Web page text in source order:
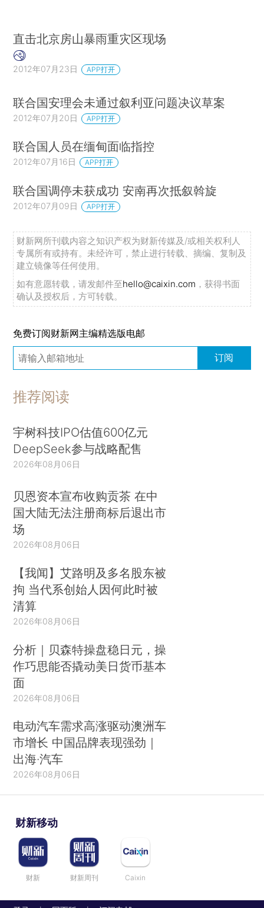
直击北京房山暴雨重灾区现场
2012年07月23日 APP打开
联合国安理会未通过叙利亚问题决议草案
2012年07月20日 APP打开
联合国人员在缅甸面临指控
2012年07月16日 APP打开
联合国调停未获成功 安南再次抵叙斡旋
2012年07月09日 APP打开
财新网所刊载内容之知识产权为财新传媒及/或相关权利人
专属所有或持有。未经许可，禁止进行转载、摘编、复制及
建立镜像等任何使用。
如有意愿转载，请发邮件至hello@caixin.com ，获得书面
确认及授权后，方可转载。
免费订阅财新网主编精选版电邮
订阅
推荐阅读
宇树科技IPO估值600亿元
DeepSeek参与战略配售
2026年08月06日
贝恩资本宣布收购贡茶 在中
国大陆无法注册商标后退出市
场
2026年08月06日
【我闻】艾路明及多名股东被
拘 当代系创始人因何此时被
清算
2026年08月06日
分析｜贝森特操盘稳日元，操
作巧思能否撬动美日货币基本
面
2026年08月06日
电动汽车需求高涨驱动澳洲车
市增长 中国品牌表现强劲｜
出海·汽车
2026年08月06日
财新移动
财新 财新周刊 Caixin